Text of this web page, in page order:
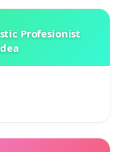
Profesionist